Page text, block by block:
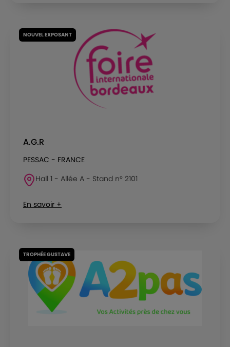
NOUVEL EXPOSANT
A.G.R
PESSAC - FRANCE
Hall 1 - Allée A - Stand n° 2101
En savoir +
TROPHÉE GUSTAVE